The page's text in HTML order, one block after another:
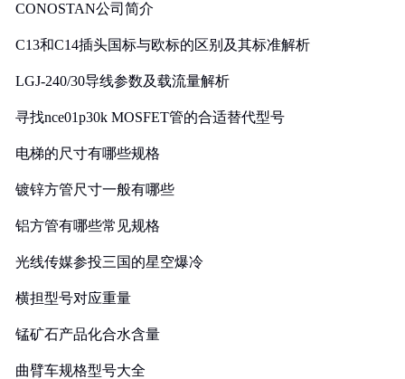
CONOSTAN公司简介
C13和C14插头国标与欧标的区别及其标准解析
LGJ-240/30导线参数及载流量解析
寻找nce01p30k MOSFET管的合适替代型号
电梯的尺寸有哪些规格
镀锌方管尺寸一般有哪些
铝方管有哪些常见规格
光线传媒参投三国的星空爆冷
横担型号对应重量
锰矿石产品化合水含量
曲臂车规格型号大全